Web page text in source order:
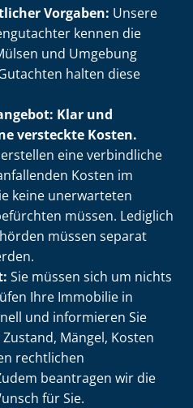
Vorgaben: Unsere
kennen die
und Umgebung
halten diese
Klar und
versteckte Kosten.
eine verbindliche
Kosten im
keine unerwarteten
müssen. Lediglich
müssen separat
Sie müssen sich um nichts
Ihre Immobilie in
und informieren Sie
Mängel, Kosten
rechtlichen
beantragen wir die
für Sie.